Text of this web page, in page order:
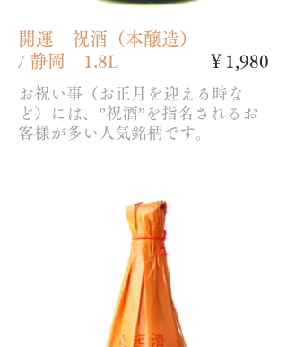
開運 祝酒（本醸造）
/ 静岡 1.8L
お祝い事（お正月を迎える時な
ど）には、”祝酒”を指名されるお
客様が多い人気銘柄です。
￥1,980